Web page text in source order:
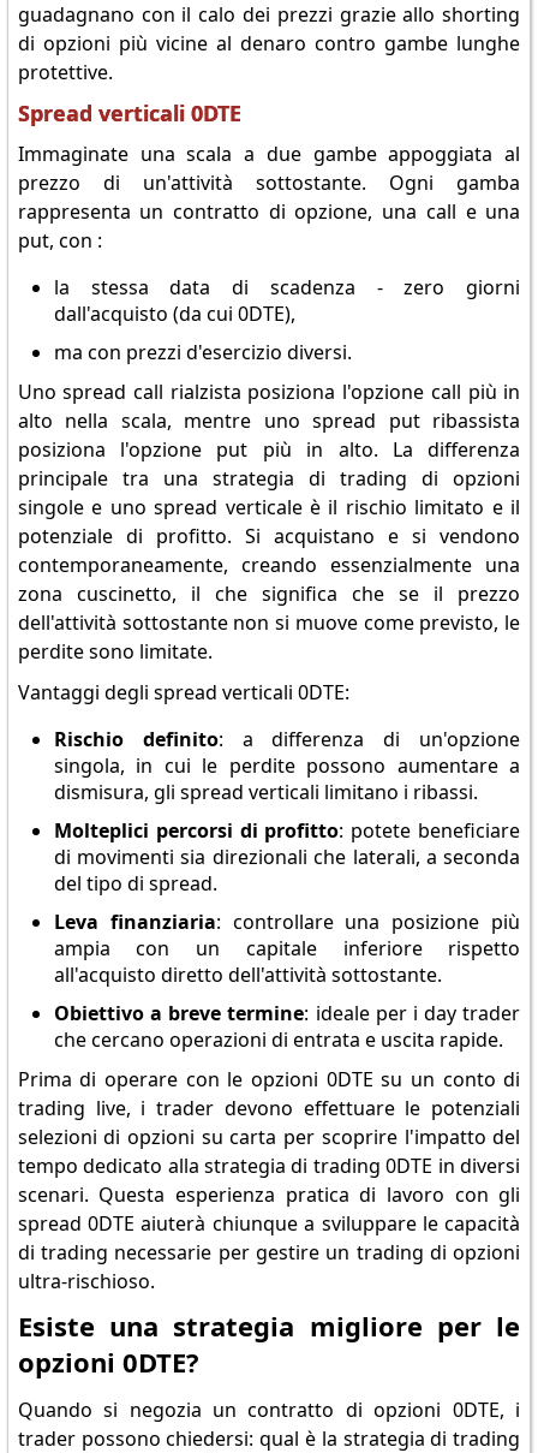
guadagnano con il calo dei prezzi grazie allo shorting
di opzioni più vicine al denaro contro gambe lunghe
protettive.
Spread verticali 0DTE
Immaginate una scala a due gambe appoggiata al
prezzo di un'attività sottostante. Ogni gamba
rappresenta un contratto di opzione, una call e una
put, con :
la stessa data di scadenza - zero giorni
dall'acquisto (da cui 0DTE),
ma con prezzi d'esercizio diversi.
Uno spread call rialzista posiziona l'opzione call più in
alto nella scala, mentre uno spread put ribassista
posiziona l'opzione put più in alto. La differenza
principale tra una strategia di trading di opzioni
singole e uno spread verticale è il rischio limitato e il
potenziale di profitto. Si acquistano e si vendono
contemporaneamente, creando essenzialmente una
zona cuscinetto, il che significa che se il prezzo
dell'attività sottostante non si muove come previsto, le
perdite sono limitate.
Vantaggi degli spread verticali 0DTE:
Rischio definito: a differenza di un'opzione
singola, in cui le perdite possono aumentare a
dismisura, gli spread verticali limitano i ribassi.
Molteplici percorsi di profitto: potete beneficiare
di movimenti sia direzionali che laterali, a seconda
del tipo di spread.
Leva finanziaria: controllare una posizione più
ampia con un capitale inferiore rispetto
all'acquisto diretto dell'attività sottostante.
Obiettivo a breve termine: ideale per i day trader
che cercano operazioni di entrata e uscita rapide.
Prima di operare con le opzioni 0DTE su un conto di
trading live, i trader devono effettuare le potenziali
selezioni di opzioni su carta per scoprire l'impatto del
tempo dedicato alla strategia di trading 0DTE in diversi
scenari. Questa esperienza pratica di lavoro con gli
spread 0DTE aiuterà chiunque a sviluppare le capacità
di trading necessarie per gestire un trading di opzioni
ultra-rischioso.
Esiste una strategia migliore per le
opzioni 0DTE?
Quando si negozia un contratto di opzioni 0DTE, i
trader possono chiedersi: qual è la strategia di trading